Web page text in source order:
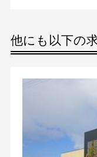
他にも以下の